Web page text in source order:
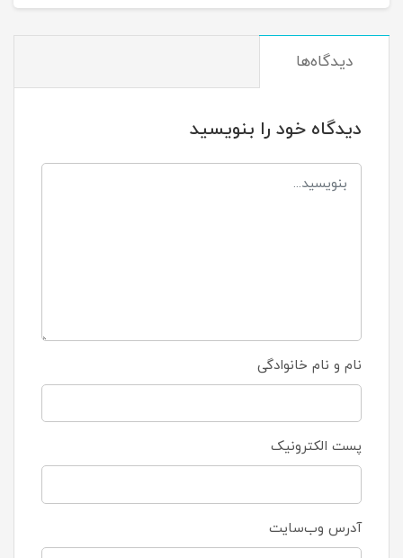
دیدگاه‌ها
دیدگاه خود را بنویسید
نام و نام خانوادگی
پست الکترونیک
آدرس وب‌سایت